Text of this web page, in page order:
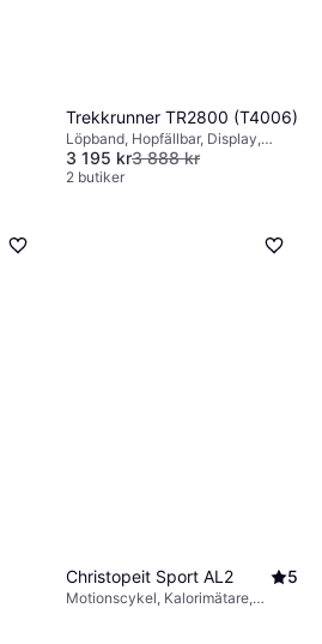
Trekkrunner TR2800 (T4006)
Löpband, Hopfällbar, Display,
Transporthjul
3 195 kr3 888 kr
2 butiker
Christopeit Sport AL2 5
Motionscykel, Kalorimätare,